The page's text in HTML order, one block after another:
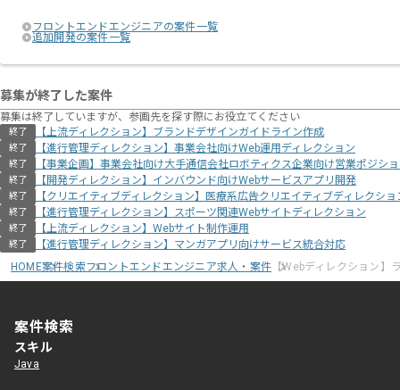
フロントエンドエンジニアの案件一覧
追加開発の案件一覧
募集が終了した案件
募集は終了していますが、参画先を探す際にお役立てください
終了 【上流ディレクション】ブランドデザインガイドライン作成
終了 【進行管理ディレクション】事業会社向けWeb運用ディレクション
終了 【事業企画】事業会社向け大手通信会社ロボティクス企業向け営業ポジシ
終了 【開発ディレクション】インバウンド向けWebサービスアプリ開発
終了 【クリエイティブディレクション】医療系広告クリエイティブディレクショ
終了 【進行管理ディレクション】スポーツ関連Webサイトディレクション
終了 【上流ディレクション】Webサイト制作運用
終了
【進行管理ディレクション】マンガアプリ向けサービス統合対応
HOME案件検索フロントエンドエンジニア求人・案件 【Webディレクション
案件検索
スキル
Java